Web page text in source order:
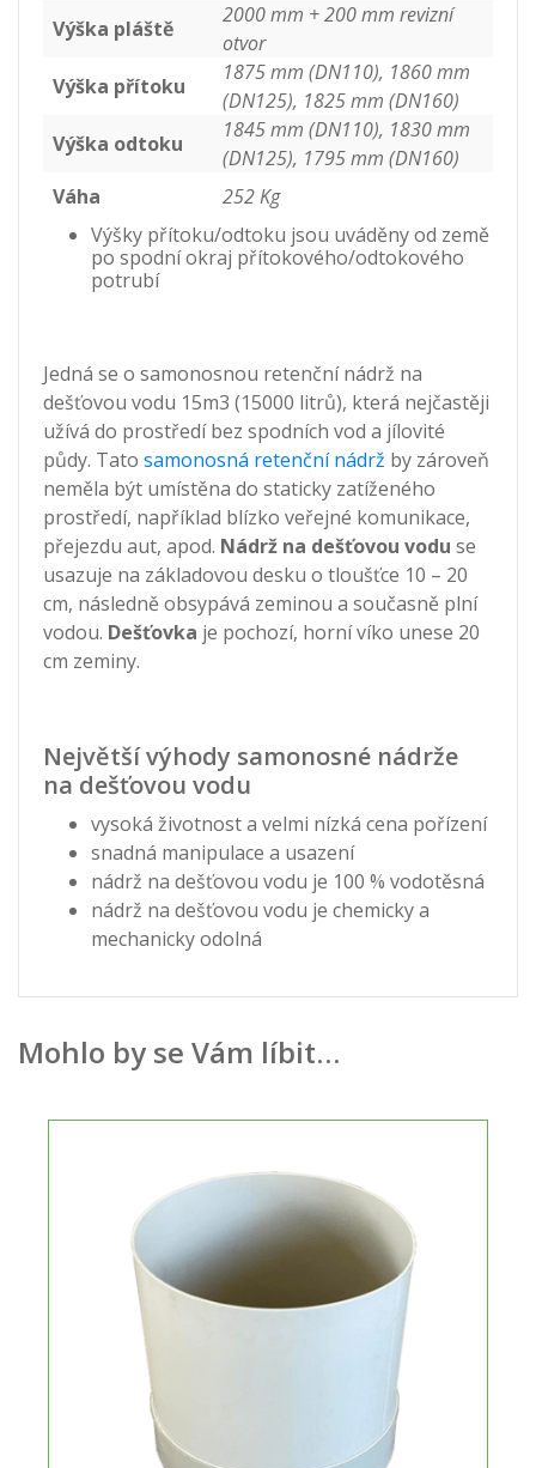
Výška pláště
2000 mm + 200 mm revizní
otvor
Výška přítoku
1875 mm (DN110), 1860 mm
(DN125), 1825 mm (DN160)
Výška odtoku
1845 mm (DN110), 1830 mm
(DN125), 1795 mm (DN160)
Váha
252 Kg
Výšky přítoku/odtoku jsou uváděny od země
po spodní okraj přítokového/odtokového
potrubí
Jedná se o samonosnou retenční nádrž na
dešťovou vodu 15m3 (15000 litrů), která nejčastěji
užívá do prostředí bez spodních vod a jílovité
půdy. Tato samonosná retenční nádrž by zároveň
neměla být umístěna do staticky zatíženého
prostředí, například blízko veřejné komunikace,
přejezdu aut, apod. Nádrž na dešťovou vodu se
usazuje na základovou desku o tloušťce 10 – 20
cm, následně obsypává zeminou a současně plní
vodou. Dešťovka je pochozí, horní víko unese 20
cm zeminy.
Největší výhody samonosné nádrže
na dešťovou vodu
vysoká životnost a velmi nízká cena pořízení
snadná manipulace a usazení
nádrž na dešťovou vodu je 100 % vodotěsná
nádrž na dešťovou vodu je chemicky a
mechanicky odolná
Mohlo by se Vám líbit…